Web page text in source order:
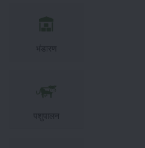
भंडारण
पशुपालन